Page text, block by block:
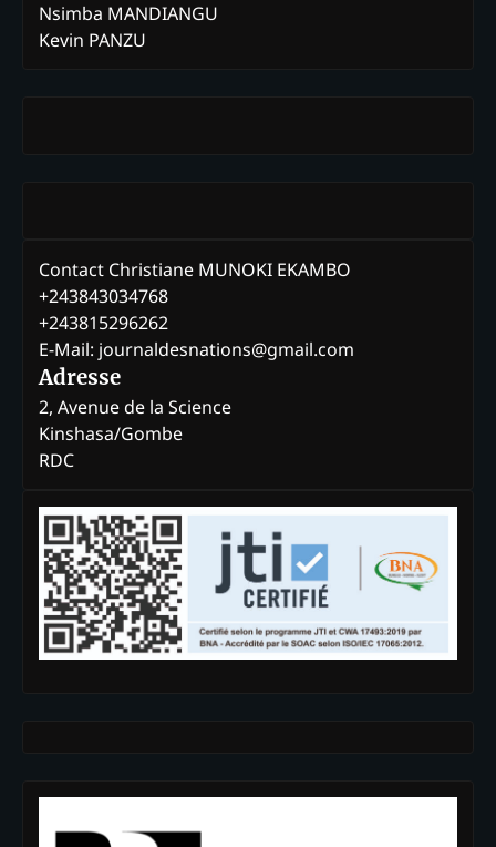
Nsimba MANDIANGU
Kevin PANZU
Contact Christiane MUNOKI EKAMBO
+243843034768
+243815296262
E-Mail: journaldesnations@gmail.com
Adresse
2, Avenue de la Science
Kinshasa/Gombe
RDC